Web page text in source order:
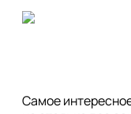
Самое